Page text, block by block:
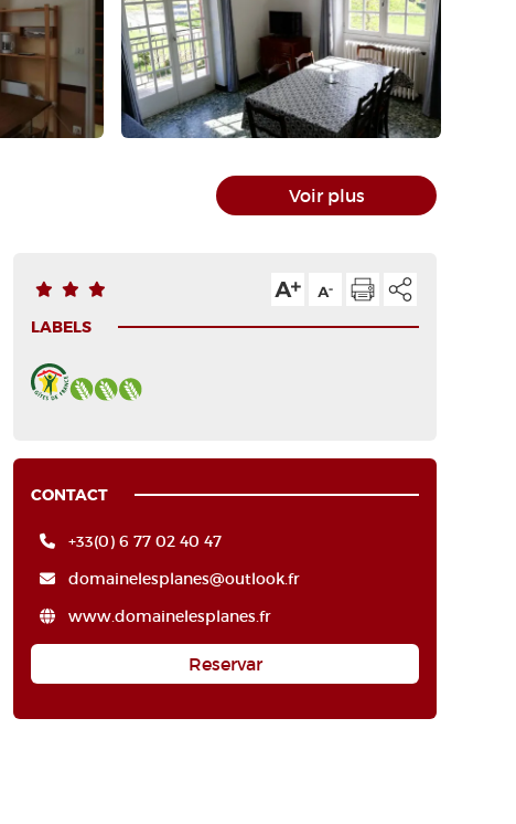
Voir plus
LABELS
CONTACT
+33(0) 6 77 02 40 47
domainelesplanes@outlook.fr
www.domainelesplanes.fr
Reservar